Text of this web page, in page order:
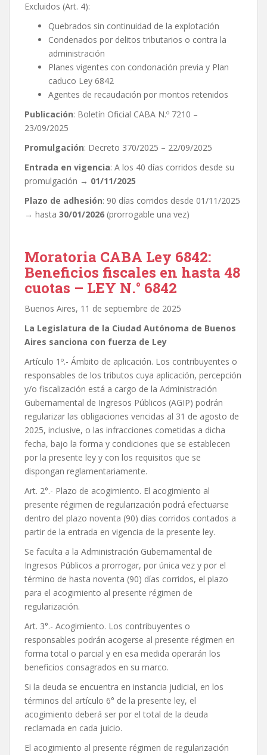
Excluidos (Art. 4):
Quebrados sin continuidad de la explotación
Condenados por delitos tributarios o contra la
administración
Planes vigentes con condonación previa y Plan
caduco Ley 6842
Agentes de recaudación por montos retenidos
Publicación: Boletín Oficial CABA N.º 7210 –
23/09/2025
Promulgación: Decreto 370/2025 – 22/09/2025
Entrada en vigencia: A los 40 días corridos desde su
promulgación → 01/11/2025
Plazo de adhesión: 90 días corridos desde 01/11/2025
→ hasta 30/01/2026 (prorrogable una vez)
Moratoria CABA Ley 6842:
Beneficios fiscales en hasta 48
cuotas – LEY N.° 6842
Buenos Aires, 11 de septiembre de 2025
La Legislatura de la Ciudad Autónoma de Buenos
Aires sanciona con fuerza de Ley
Artículo 1º.- Ámbito de aplicación. Los contribuyentes o
responsables de los tributos cuya aplicación, percepción
y/o fiscalización está a cargo de la Administración
Gubernamental de Ingresos Públicos (AGIP) podrán
regularizar las obligaciones vencidas al 31 de agosto de
2025, inclusive, o las infracciones cometidas a dicha
fecha, bajo la forma y condiciones que se establecen
por la presente ley y con los requisitos que se
dispongan reglamentariamente.
Art. 2°.- Plazo de acogimiento. El acogimiento al
presente régimen de regularización podrá efectuarse
dentro del plazo noventa (90) días corridos contados a
partir de la entrada en vigencia de la presente ley.
Se faculta a la Administración Gubernamental de
Ingresos Públicos a prorrogar, por única vez y por el
término de hasta noventa (90) días corridos, el plazo
para el acogimiento al presente régimen de
regularización.
Art. 3°.- Acogimiento. Los contribuyentes o
responsables podrán acogerse al presente régimen en
forma total o parcial y en esa medida operarán los
beneficios consagrados en su marco.
Si la deuda se encuentra en instancia judicial, en los
términos del artículo 6° de la presente ley, el
acogimiento deberá ser por el total de la deuda
reclamada en cada juicio.
El acogimiento al presente régimen de regularización